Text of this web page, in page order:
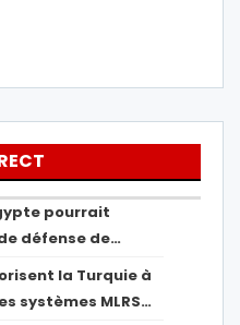
pourrait
défense de…
la Turquie à
systèmes MLRS…